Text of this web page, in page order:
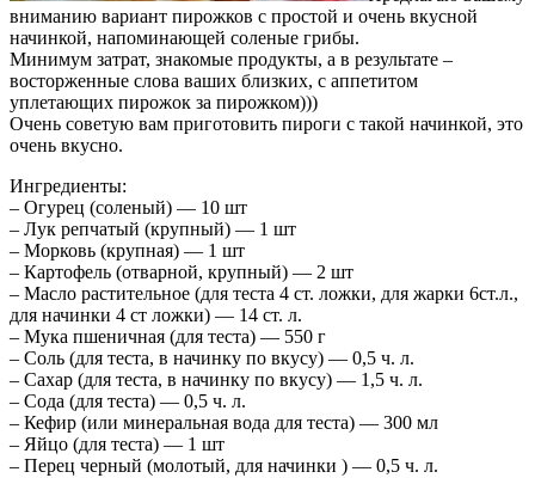
вниманию вариант пирожков с простой и очень вкусной
начинкой, напоминающей солeные грибы.
Минимум затрат, знакомые продукты, а в результате –
восторженные слова ваших близких, с аппетитом
уплетающих пирожок за пирожком)))
Очень советую вам приготовить пироги с такой начинкой, это
очень вкусно.
Ингредиенты:
– Огурец (соленый) — 10 шт
– Лук репчатый (крупный) — 1 шт
– Морковь (крупная) — 1 шт
– Картофель (отварной, крупный) — 2 шт
– Масло растительное (для теста 4 ст. ложки, для жарки 6ст.л.,
для начинки 4 ст ложки) — 14 ст. л.
– Мука пшеничная (для теста) — 550 г
– Соль (для теста, в начинку по вкусу) — 0,5 ч. л.
– Сахар (для теста, в начинку по вкусу) — 1,5 ч. л.
– Сода (для теста) — 0,5 ч. л.
– Кефир (или минеральная вода для теста) — 300 мл
– Яйцо (для теста) — 1 шт
– Перец черный (молотый, для начинки ) — 0,5 ч. л.